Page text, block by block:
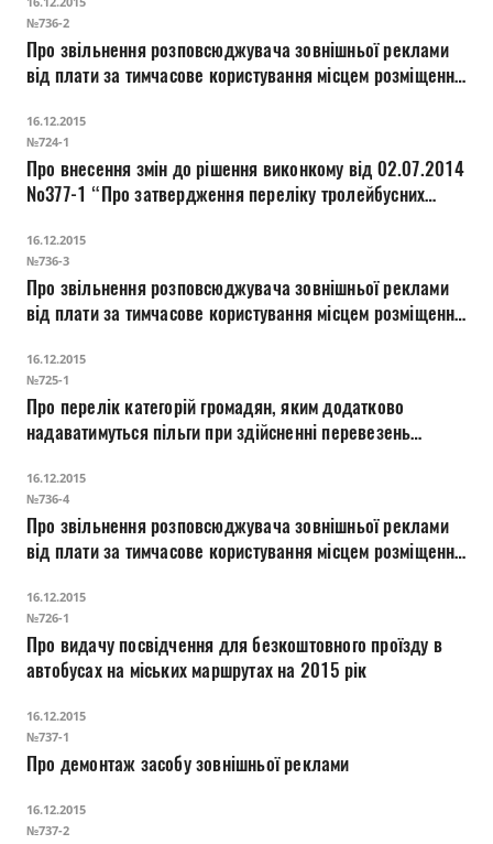
інформації на замовлення виконавчого комітету Луцької
№736-2
Про звільнення розповсюджувача зовнішньої реклами
від плати за тимчасове користування місцем розміщення
інформації патріотичного спрямування на замовлення
виконавчого комітету Луцької міської ради
16.12.2015
№724-1
Про внесення змін до рішення виконкому від 02.07.2014
№377-1 “Про затвердження переліку тролейбусних
виконавчого комітету міської ради від 27.04.2012
№259-1”
16.12.2015
№736-3
Про звільнення розповсюджувача зовнішньої реклами
від плати за тимчасове користування місцем розміщення
інформації в рамках комунікаційної кампанії
„Децентралізація – стратегія національного успіху” на з
16.12.2015
№725-1
Про перелік категорій громадян, яким додатково
надаватимуться пільги при здійсненні перевезень
у 2016 році
16.12.2015
№736-4
Про звільнення розповсюджувача зовнішньої реклами
від плати за тимчасове користування місцем розміщення
інформації на замовлення виконавчого комітету Луцької
16.12.2015
№726-1
Про видачу посвідчення для безкоштовного проїзду в
автобусах на міських маршрутах на 2015 рік
16.12.2015
№737-1
Про демонтаж засобу зовнішньої реклами
16.12.2015
№737-2